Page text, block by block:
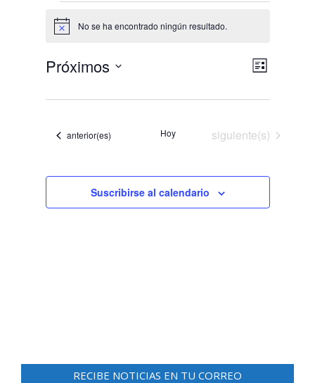
Eventos
Aviso No se ha encontrado ningún resultado.
N
e
c
N
v
g
c
ó
Lista
Próximos
la
Eventos
anterior(es) Hoy Eventos
siguiente(s)
Suscribirse al calendario
RECIBE NOTICIAS EN TU CORREO